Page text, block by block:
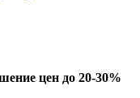
цен до 20-30%